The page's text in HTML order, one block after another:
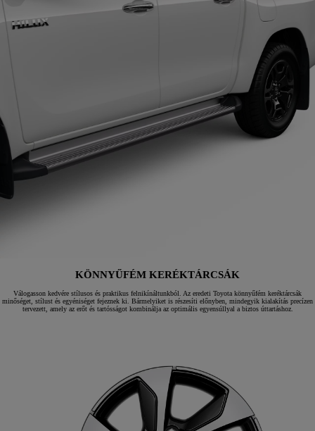
KÖNNYŰFÉM KERÉKTÁRCSÁK
Válogasson kedvére stílusos és praktikus felnikínáltunkból. Az eredeti Toyota könnyűfém keréktárcsák
minőséget, stílust és egyéniséget fejeznek ki. Bármelyiket is részesíti előnyben, mindegyik kialakítás precízen
tervezett, amely az erőt és tartósságot kombinálja az optimális egyensúllyal a biztos úttartáshoz.